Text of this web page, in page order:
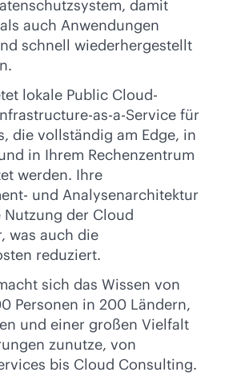
damit
auch Anwendungen
schnell wiederhergestellt
lokale Public Cloud-
as-a-Service für
die vollständig am Edge, in
in Ihrem Rechenzentrum
werden. Ihre
und Analysenarchitektur
der Cloud
was auch die
reduziert.
sich das Wissen von
Personen in 200 Ländern,
und einer großen Vielfalt
zunutze, von
bis Cloud Consulting.